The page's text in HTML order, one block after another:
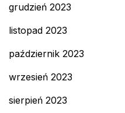
grudzień 2023
listopad 2023
październik 2023
wrzesień 2023
sierpień 2023